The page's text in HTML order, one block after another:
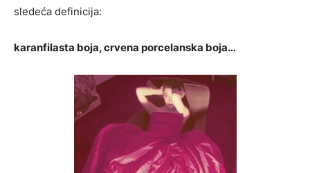
sledeća definicija:
karanfilasta boja, crvena porcelanska boja…